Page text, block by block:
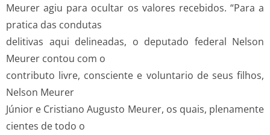
Meurer agiu para ocultar os valores recebidos. “Para a
pratica das condutas
delitivas aqui delineadas, o deputado federal Nelson
Meurer contou com o
contributo livre, consciente e voluntario de seus filhos,
Nelson Meurer
Júnior e Cristiano Augusto Meurer, os quais, plenamente
cientes de todo o